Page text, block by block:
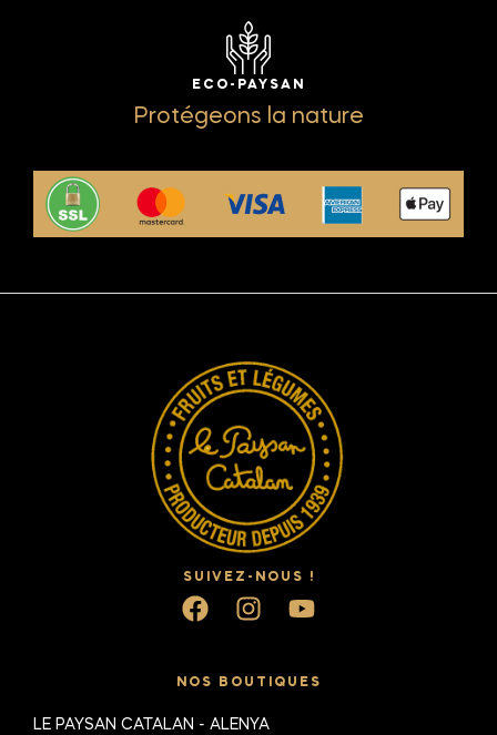
ECO-PAYSAN
Protégeons la nature
SUIVEZ-NOUS !
NOS BOUTIQUES
LE PAYSAN CATALAN - ALENYA